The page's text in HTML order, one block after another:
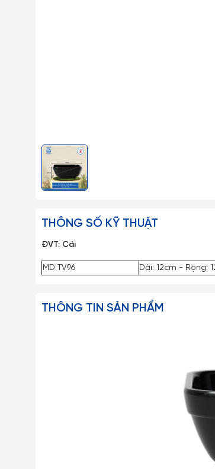
THÔNG SỐ KỸ THUẬT
ĐVT: Cái
MD TV96 Dài: 12cm - Rộng:
THÔNG TIN SẢN PHẨM